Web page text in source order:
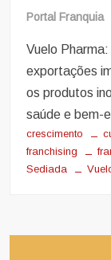
Portal Franquia
Vuelo
exportações
os produtos
saúde e bem-
crescimento
franchising
Sediada